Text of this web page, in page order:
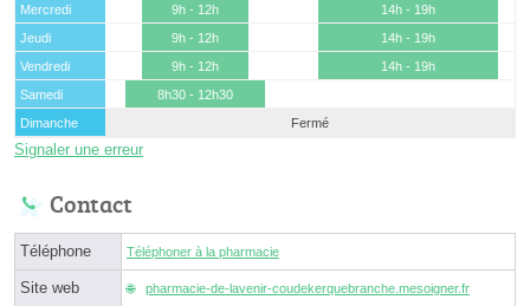
Mercredi
9h - 12h
14h - 19h
Jeudi
9h - 12h
14h - 19h
Vendredi
9h - 12h
14h - 19h
Samedi
8h30 - 12h30
Dimanche
Fermé
Signaler une erreur
Contact
Téléphone Téléphoner à la pharmacie
Site web pharmacie-de-lavenir-coudekerquebranche.mesoigner.fr